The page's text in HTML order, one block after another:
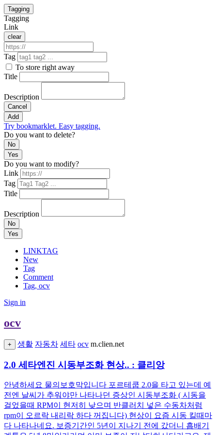
Tagging
Tagging
Link
clear
Tag
To store right away
Title
Description
Cancel
Add
Try bookmarklet. Easy tagging.
Do you want to delete?
No
Yes
Do you want to modify?
Link
Tag
Title
Description
No
Yes
LINKTAG
New
Tag
Comment
Tag, ocv
Sign in
ocv
+ 생활 자동차 세타 ocv m.clien.net
2.0 세타엔진 시동부조화 현상.. : 클리앙
안녕하세요 물의보호막입니다 포르테쿱 2.0을 타고 있는데 예
전엔 날씨가 추워야만 나타나던 증상인 시동부조화 ( 시동을
걸었을때 RPM이 현저히 낮으며 반클러치 넣은 수동차처럼
rpm이 오르락 내리락 하다 꺼집니다) 현상이 요즘 시동 킬때마
다 나타나네요. 보증기간인 5년이 지나기 전에 갔더니 흡배기